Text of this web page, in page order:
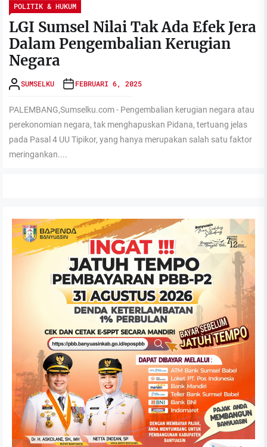
POLITIK & HUKUM
LGI Sumsel Nilai Tak Ada Efek Jera
Dalam Pengembalian Kerugian
Negara
SUMSELKU FEBRUARI 6, 2025
PALEMBANG,Sumselku.com - Pengembalian kerugian negara atau
perekonomian negara, tak menghapuskan Pidana, tertuang jelas
pada Pasal 4 UU Tipikor, yang hanya merupakan salah satu faktor
meringankan....